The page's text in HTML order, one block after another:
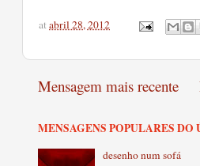
atabril 28, 2012
Mensagem mais recente
MENSAGENS POPULARES DO
desenho num sofá